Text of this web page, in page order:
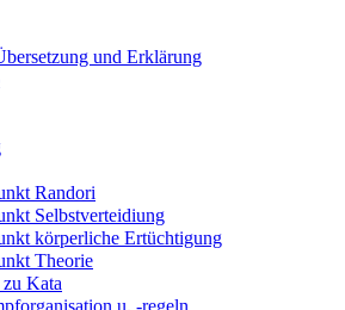
und Erklärung
Randori
Selbstverteidiung
körperliche Ertüchtigung
Theorie
Kata